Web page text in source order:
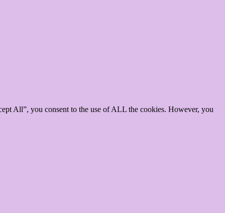
All”, you consent to the use of ALL the cookies. However, you